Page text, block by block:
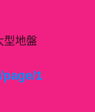
型地盤
1